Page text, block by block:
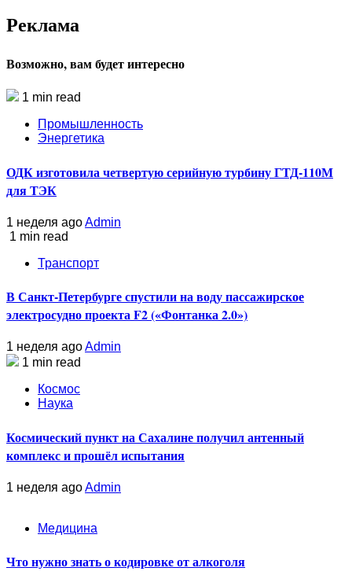
Реклама
Возможно, вам будет интересно
1 min read
Промышленность
Энергетика
ОДК изготовила четвертую серийную турбину ГТД-110М
для ТЭК
1 неделя agoAdmin
1 min read
Транспорт
В Санкт-Петербурге спустили на воду пассажирское
электросудно проекта F2 («Фонтанка 2.0»)
1 неделя agoAdmin
1 min read
Космос
Наука
Космический пункт на Сахалине получил антенный
комплекс и прошёл испытания
1 неделя agoAdmin
Медицина
Что нужно знать о кодировке от алкоголя